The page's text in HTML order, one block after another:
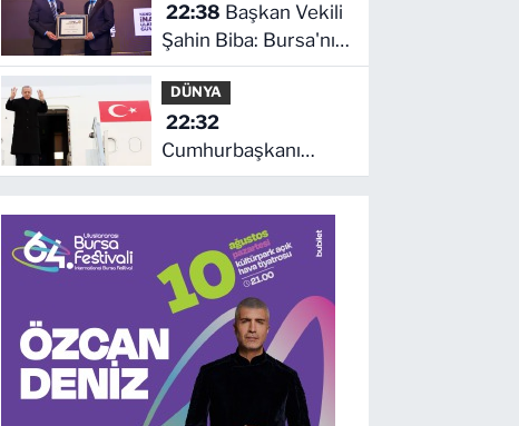
22:38
Şahin Biba: Bursa'nın
geleceğini bütüncül
anlayışla planlıyoruz
DÜNYA
22:32
Cumhurbaşkanı
Erdoğan, Suudi